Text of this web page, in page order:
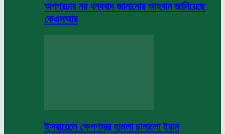
অপপ্রচার নয় ধন্যবাদ জানানোর আহবান জানিয়েছে
কেএসআর
ইসরায়েলে ক্ষেপণাস্ত্র হামলা চালালো ইরান